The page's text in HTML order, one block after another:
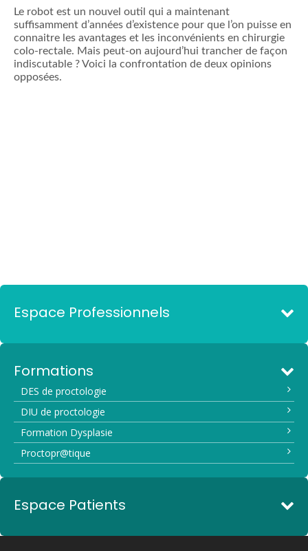
Le robot est un nouvel outil qui a maintenant
suffisamment d’années d’existence pour que l’on puisse en
connaitre les avantages et les inconvénients en chirurgie
colo-rectale. Mais peut-on aujourd’hui trancher de façon
indiscutable ? Voici la confrontation de deux opinions
opposées.
Espace Professionnels
Formations
DES de proctologie
DIU de proctologie
Formation Dysplasie
Proctopr@tique
Espace Patients